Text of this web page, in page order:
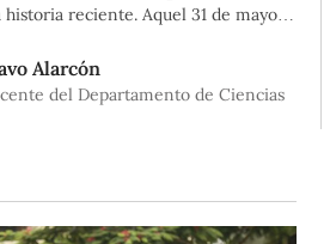
reciente. Aquel 31 de mayo
telúrico no solo provocó que
Huaraz o Chimbote se abatieran
a su vez,
Alarcón
del Departamento de Ciencias